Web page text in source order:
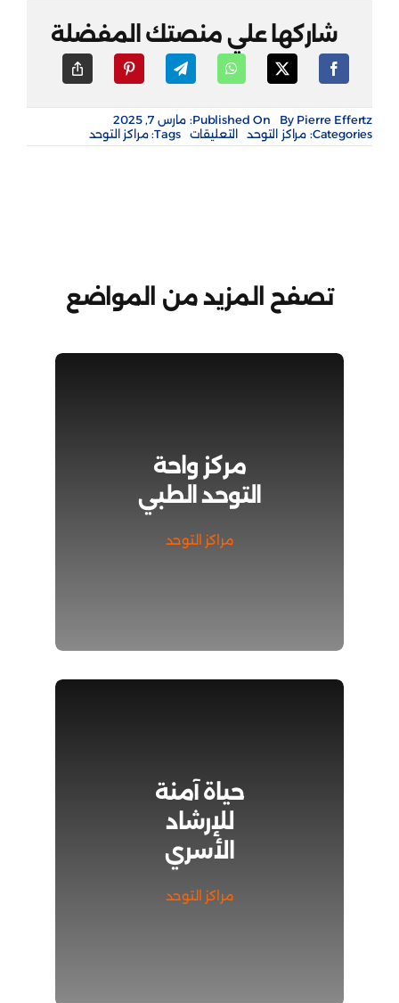
شاركها علي منصتك المفضلة
By Pierre Effertz
Published On: مارس 7, 2025
Categories: مراكز التوحد التعليقاتعلى
مركز
Tags: مراكز التوحد
تصفح المزيد من المواضع
مركز واحة
التوحد الطبي
مراكز التوحد
حياة آمنة
للإرشاد
الأسري
مراكز التوحد